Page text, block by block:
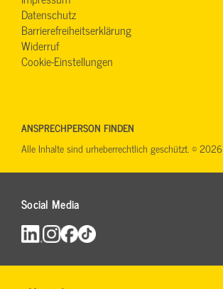
Datenschutz
Barrierefreiheitserklärung
Widerruf
Cookie-Einstellungen
Social Media
ANSPRECHPERSON FINDEN
Alle Inhalte sind urheberrechtlich geschützt. ©